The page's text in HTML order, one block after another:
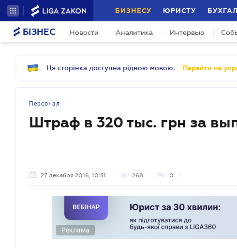
БИЗНЕСУ ЮРИСТУ
БІЗНЕС Новости Аналитика Интервью
Ця сторінка доступна рідною мовою. Перейти на
Персонал
Штраф в 320 тыс. грн за
27 декабря 2016, 10:51 268 0
Реклама